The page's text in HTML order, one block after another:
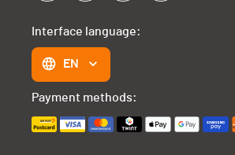
Interface language:
EN
Payment methods: